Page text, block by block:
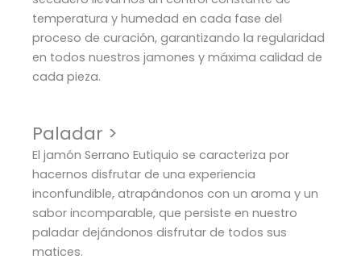
temperatura y humedad en cada fase del
proceso de curación, garantizando la regularidad
en todos nuestros jamones y máxima calidad de
cada pieza.
Paladar >
El jamón Serrano Eutiquio se caracteriza por
hacernos disfrutar de una experiencia
inconfundible, atrapándonos con un aroma y un
sabor incomparable, que persiste en nuestro
paladar dejándonos disfrutar de todos sus
matices.